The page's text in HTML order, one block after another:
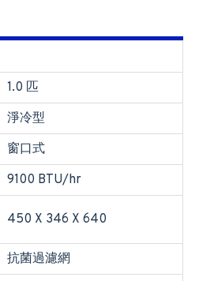
1.0 匹
淨冷型
窗口式
9100 BTU/hr
450 X 346 X 640
抗菌過濾網